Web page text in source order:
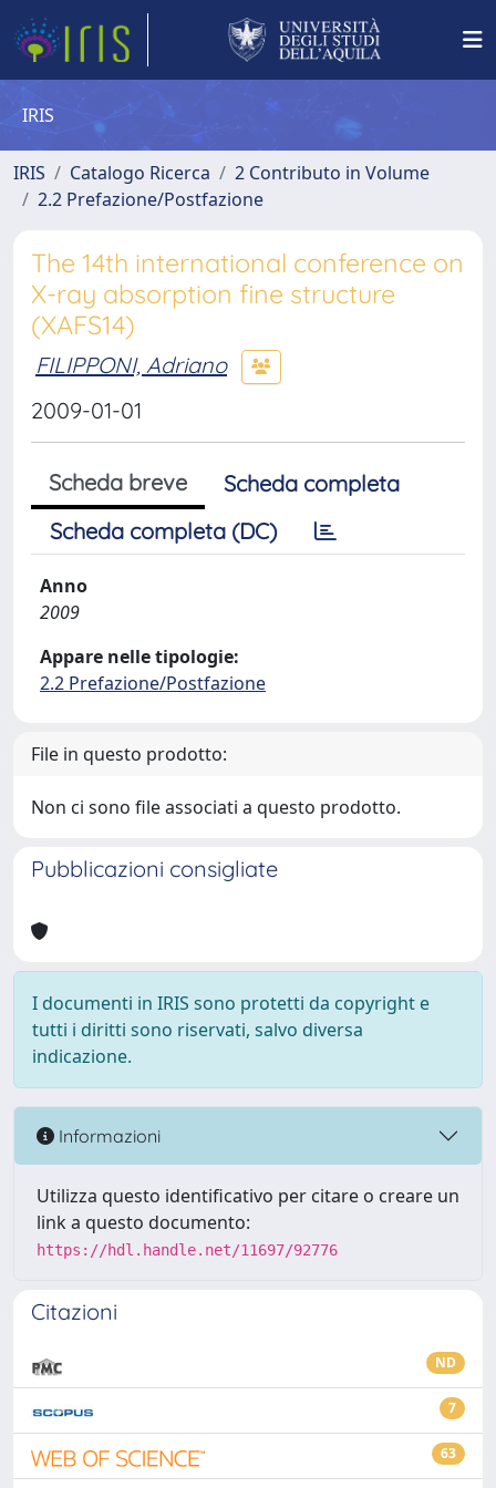
IRIS
IRIS Catalogo Ricerca
2 Contributo in Volume
2.2 Prefazione/Postfazione
The 14th international conference on
X-ray absorption fine structure
(XAFS14)
FILIPPONI, Adriano
2009-01-01
Scheda breve
Scheda completa
Scheda completa (DC)
Anno
2009
Appare nelle tipologie:
2.2 Prefazione/Postfazione
File in questo prodotto:
Non ci sono file associati a questo prodotto.
Pubblicazioni consigliate
I documenti in IRIS sono protetti da copyright e
tutti i diritti sono riservati, salvo diversa
indicazione.
Informazioni
Utilizza questo identificativo per citare o creare un
link a questo documento:
https://hdl.handle.net/11697/92776
Citazioni
ND
7
63